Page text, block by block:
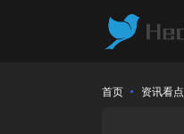
首页 资讯看点